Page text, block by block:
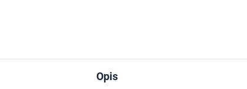
Opis